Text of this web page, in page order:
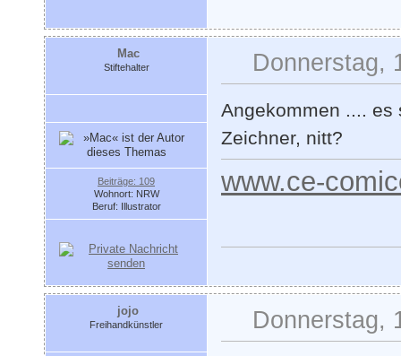
Mac
Stiftehalter
Beiträge: 109
Wohnort: NRW
Beruf: Illustrator
Donnerstag,
Angekommen .... es
Zeichner, nitt?
www.ce-
jojo
Freihandkünstler Donnerstag,